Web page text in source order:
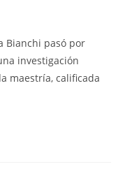
Bianchi pasó por
investigación
maestría, calificada